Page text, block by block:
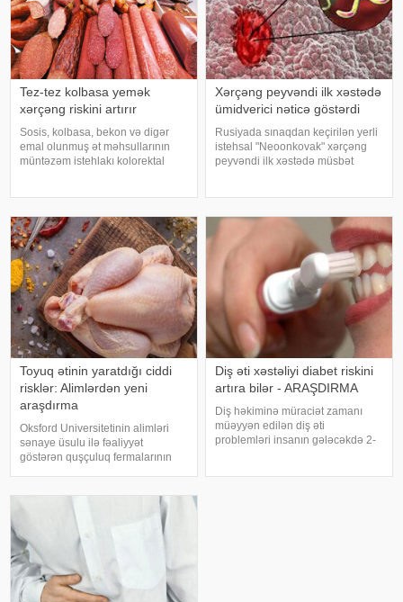
Tez-tez kolbasa yemək
xərçəng riskini artırır
Sosis, kolbasa, bekon və digər
emal olunmuş ət məhsullarının
müntəzəm istehlakı kolorektal
Nazirliyinin Milli Kliniki
Endokrinologiy
Xərçəng peyvəndi ilk xəstədə
ümidverici nəticə göstərdi
Rusiyada sınaqdan keçirilən yerli
istehsal "Neoonkovak" xərçəng
peyvəndi ilk xəstədə müsbət
Epidemiologiya və Mikrobiologiya
Mərkəzini
Toyuq ətinin yaratdığı ciddi
risklər: Alimlərdən yeni
araşdırma
Oksford Universitetinin alimləri
sənaye üsulu ilə fəaliyyət
göstərən quşçuluq fermalarının
biləcəyini bildiriblər. xəbər verir ki,
araşdırma zamanı son 45 i
Diş əti xəstəliyi diabet riskini
artıra bilər - ARAŞDIRMA
Diş həkiminə müraciət zamanı
müəyyən edilən diş əti
problemləri insanın gələcəkdə 2-